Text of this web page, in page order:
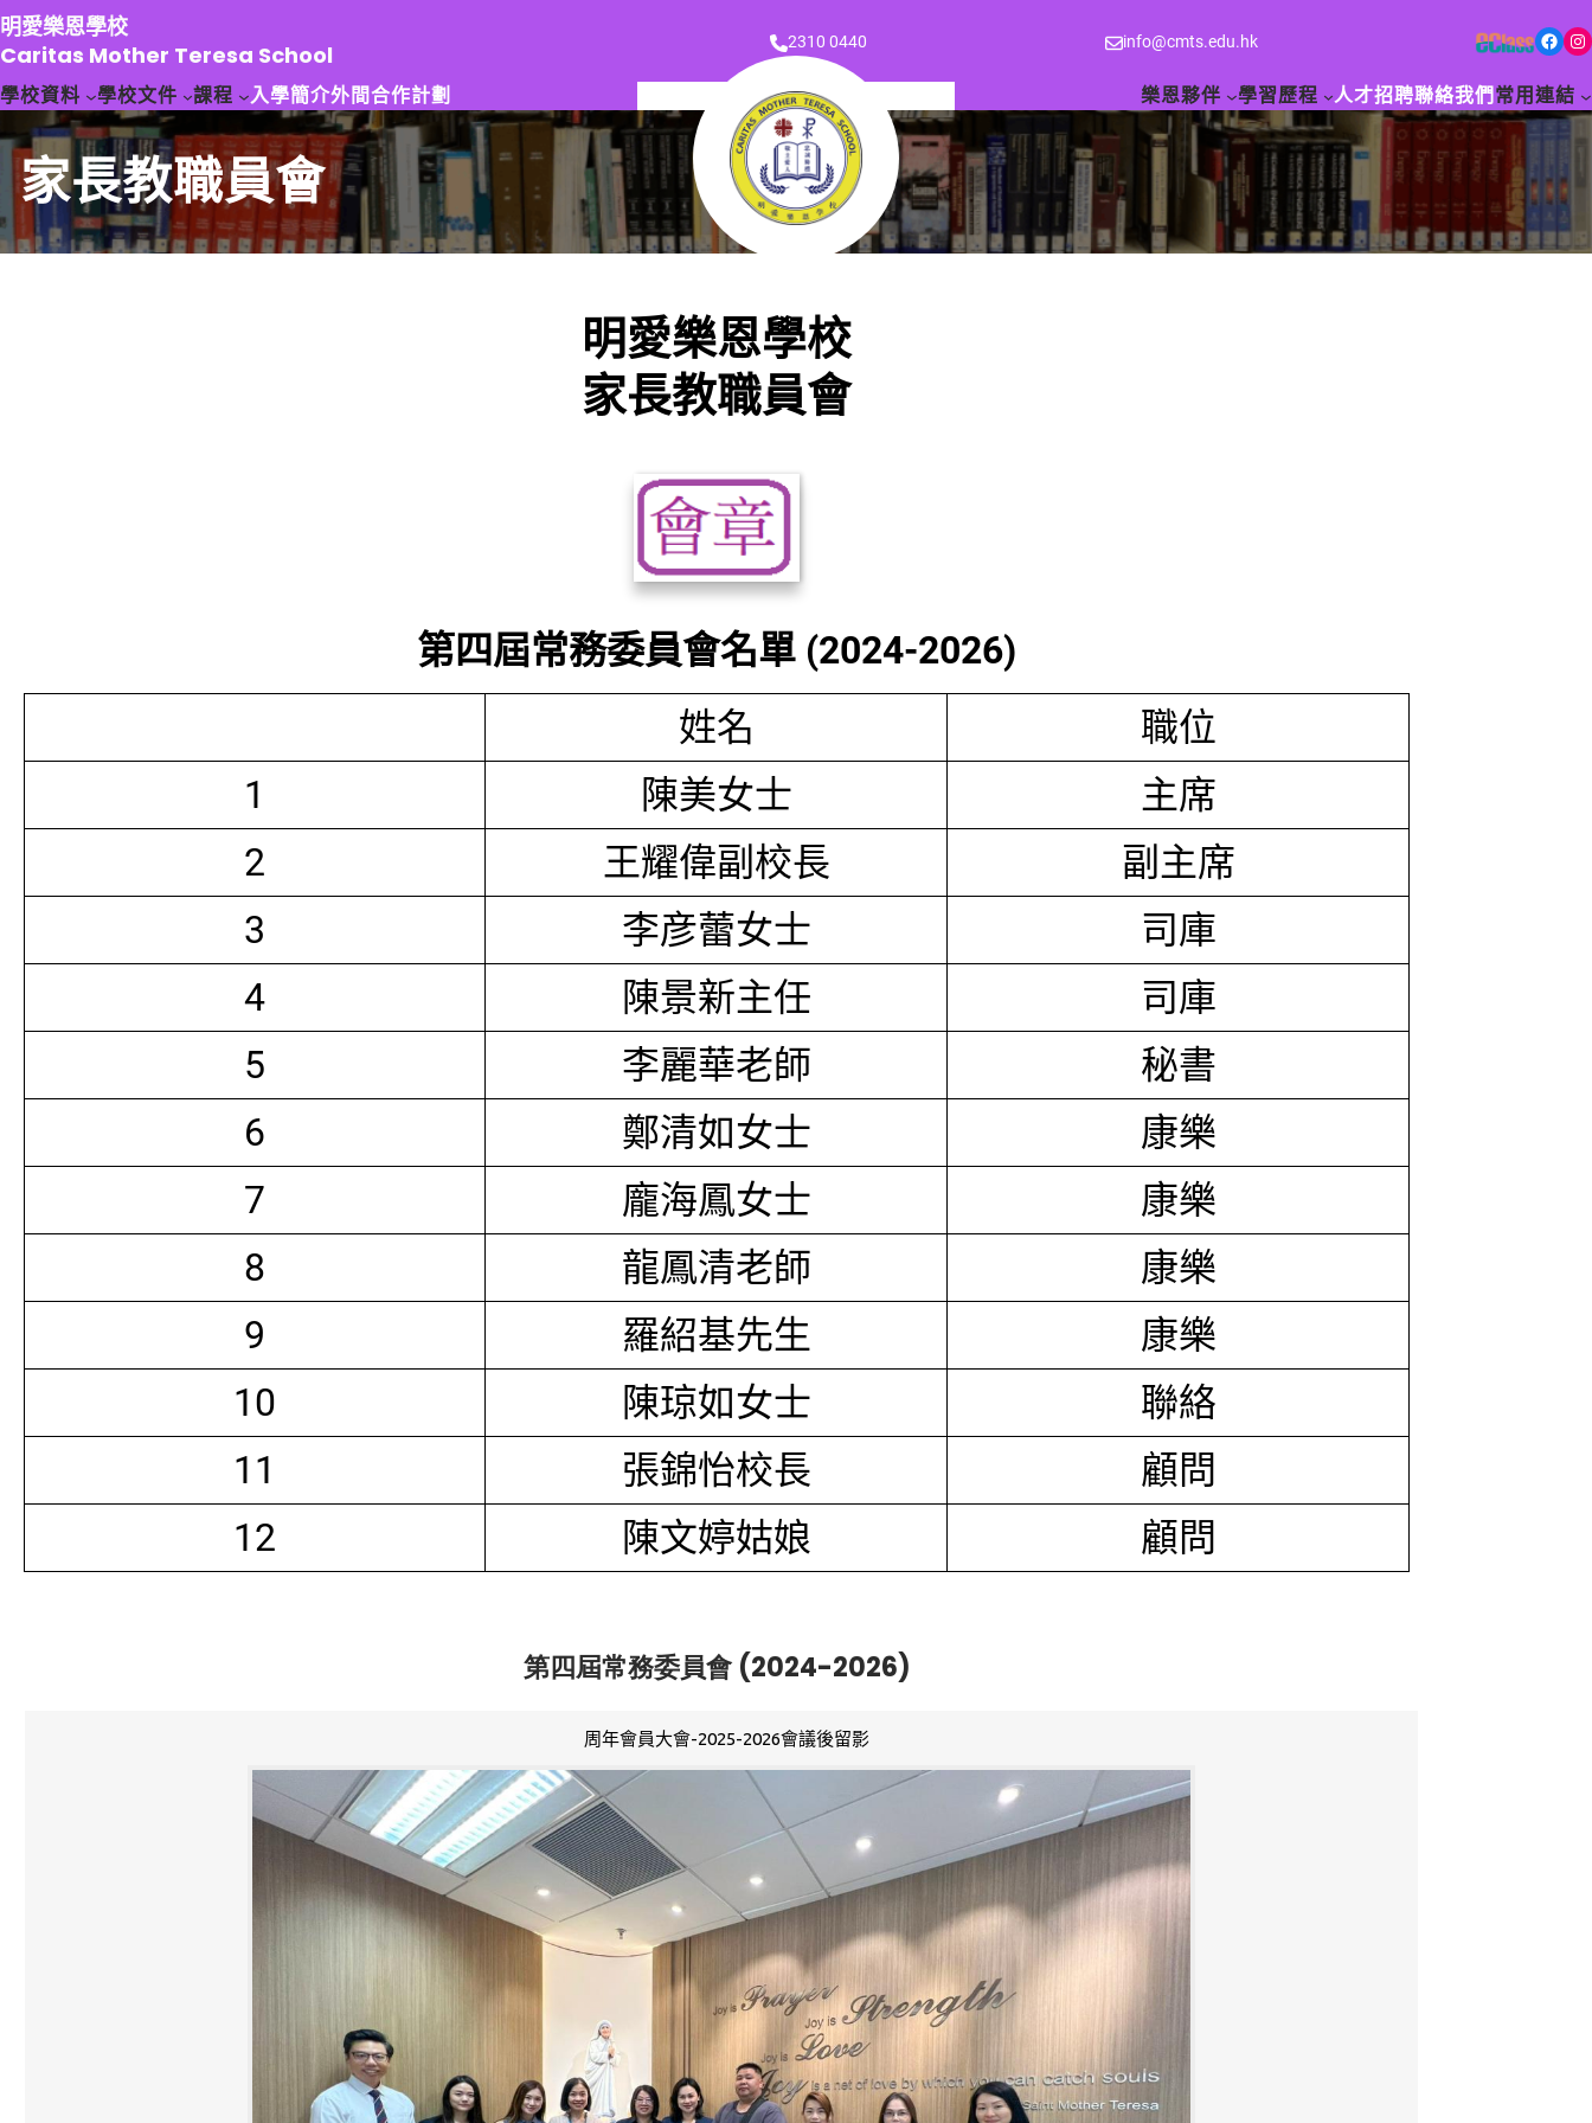
跳
至
主
要
容
明愛樂恩學校
Caritas Mother Teresa School
2310 0440 info@cmts.edu.hk Facebook Instagram
學校資料 學校文件 課程 入學簡介外間合作計劃 樂恩夥伴 學習歷程 人才招聘聯絡我們 常用連結
家長教職員會
明愛樂恩學校
家長教職員會
第四屆常務委員會名單 (2024-2026)
姓名
職位
1
陳美女士
主席
2
王耀偉副校長
副主席
3
李彦蕾女士
司庫
4
陳景新主任
司庫
5
李麗華老師
秘書
6
鄭清如女士
康樂
7
龐海鳳女士
康樂
8
龍鳳清老師
康樂
9
羅紹基先生
康樂
10
陳琼如女士
聯絡
11
張錦怡校長
顧問
12
陳文婷姑娘 顧問
第四屆常務委員會 (2024-2026)
周年會員大會-2025-2026會議後留影